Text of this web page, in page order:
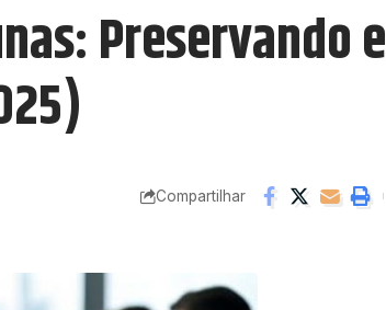
Preservando e
Compartilhar